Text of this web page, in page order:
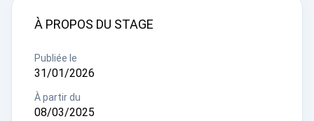
À PROPOS DU STAGE
Publiée le
31/01/2026
À partir du
08/03/2025